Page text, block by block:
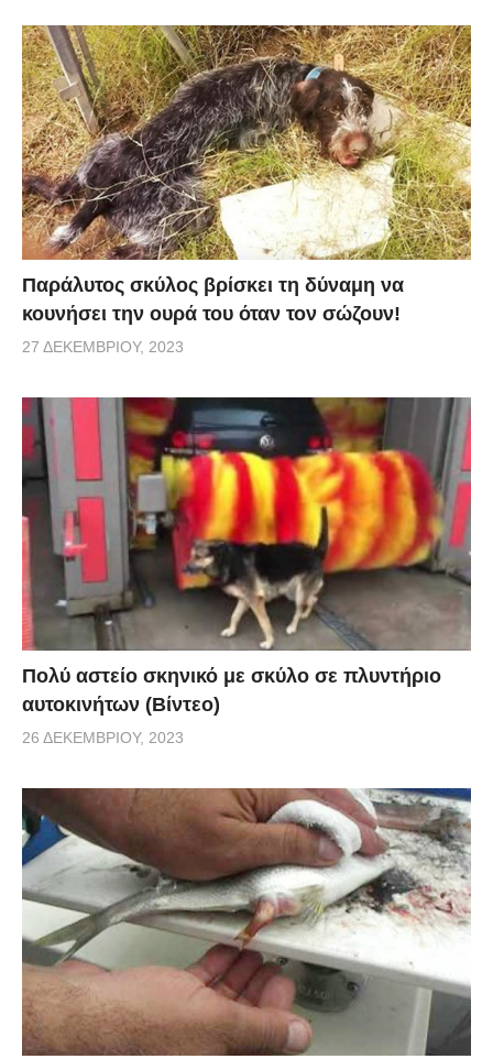
έχει συμβεί- όπως το να πιάστηκε σε αγκίστρι και να
έγινε έξαλλος. Σε κάθε περίπτωση, τα πλάνα είναι
εντυπωσιακά- αλλά σίγουρα δεν θα θέλαμε να
είμαστε κοντά στον εκτός εαυτού καρχαρία, που
θυμίζει κάτι από cult ταινίες όπως το Sharknado.
Παράλυτος σκύλος βρίσκει τη δύναμη να
κουνήσει την ουρά του όταν τον σώζουν!
27 ΔΕΚΕΜΒΡΊΟΥ, 2023
Πολύ αστείο σκηνικό με σκύλο σε πλυντήριο
αυτοκινήτων (Βίντεο)
26 ΔΕΚΕΜΒΡΊΟΥ, 2023